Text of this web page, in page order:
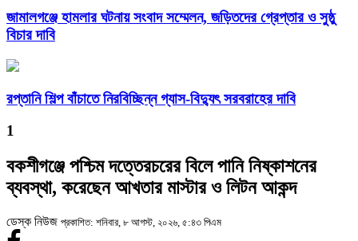
জামালগঞ্জে হামলার ঘটনায় সংবাদ সম্মেলন, জড়িতদের গ্রেপ্তার ও সুষ্ঠু
বিচার দাবি
রপ্তানি শিল্প বাঁচাতে নিরবিচ্ছিন্ন গ্যাস-বিদ্যুৎ সরবরাহের দাবি
1
বকশীগঞ্জে পশ্চিম দত্তেরচরের বিলে পানি নিষ্কাশনের
ব্যবস্থা, করেছেন আখতার মাস্টার ও লিটন আকন্দ
ডেস্ক নিউজ প্রকাশিত: শনিবার, ৮ আগস্ট, ২০২৬, ৫:৪৩ পিএম